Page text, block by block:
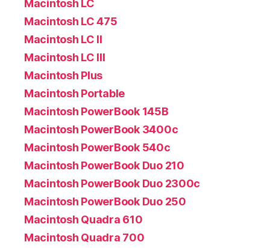
Macintosh LC
Macintosh LC 475
Macintosh LC II
Macintosh LC III
Macintosh Plus
Macintosh Portable
Macintosh PowerBook 145B
Macintosh PowerBook 3400c
Macintosh PowerBook 540c
Macintosh PowerBook Duo 210
Macintosh PowerBook Duo 2300c
Macintosh PowerBook Duo 250
Macintosh Quadra 610
Macintosh Quadra 700